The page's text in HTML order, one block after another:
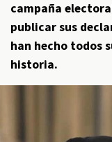
campaña
publicar sus
han hecho todos
historia.